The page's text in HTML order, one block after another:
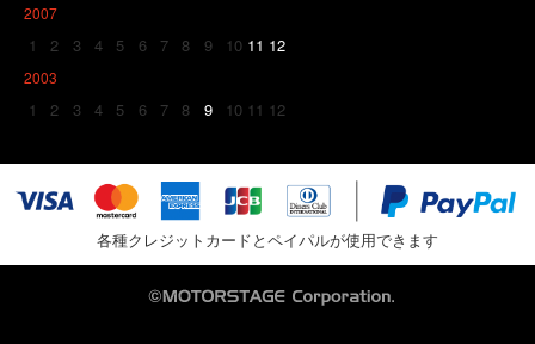
2007
1 2 3 4 5 6 7 8 9 10 11 12
2003
1 2 3 4 5 6 7 8 9 10 11 12
各種クレジットカードとペイパルが使用できます